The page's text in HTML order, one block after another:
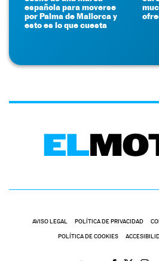
española para moverse
por Palma de Mallorca y
esto es lo que cuesta
AVISO LEGAL POLÍTICA DE PRIVACIDAD
POLÍTICA DE COOKIES